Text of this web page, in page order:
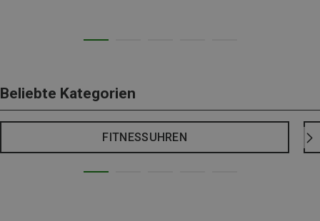
Beliebte Kategorien
FITNESSUHREN